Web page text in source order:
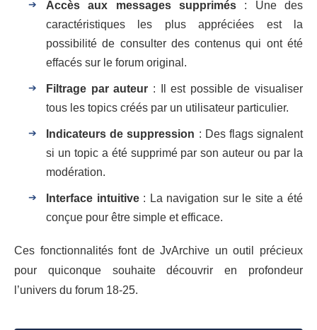
Accès aux messages supprimés : Une des
caractéristiques les plus appréciées est la
possibilité de consulter des contenus qui ont été
effacés sur le forum original.
Filtrage par auteur : Il est possible de visualiser
tous les topics créés par un utilisateur particulier.
Indicateurs de suppression : Des flags signalent
si un topic a été supprimé par son auteur ou par la
modération.
Interface intuitive: La navigation sur le site a été
conçue pour être simple et efficace.
Ces fonctionnalités font de JvArchive un outil précieux
pour quiconque souhaite découvrir en profondeur
l’univers du forum 18-25.